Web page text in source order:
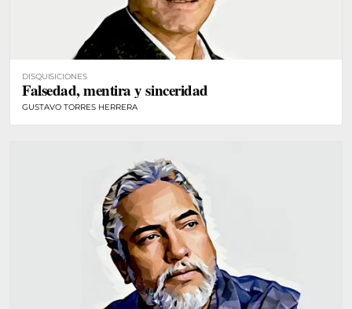
DISQUISICIONES
Falsedad, mentira y sinceridad
GUSTAVO TORRES HERRERA